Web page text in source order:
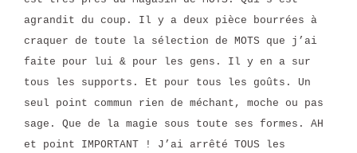
agrandit du coup. Il y a deux pièce bourrées à
craquer de toute la sélection de MOTS que j’ai
faite pour lui & pour les gens. Il y en a sur
tous les supports. Et pour tous les goûts. Un
seul point commun rien de méchant, moche ou pas
sage. Que de la magie sous toute ses formes. AH
et point IMPORTANT ! J’ai arrêté TOUS les